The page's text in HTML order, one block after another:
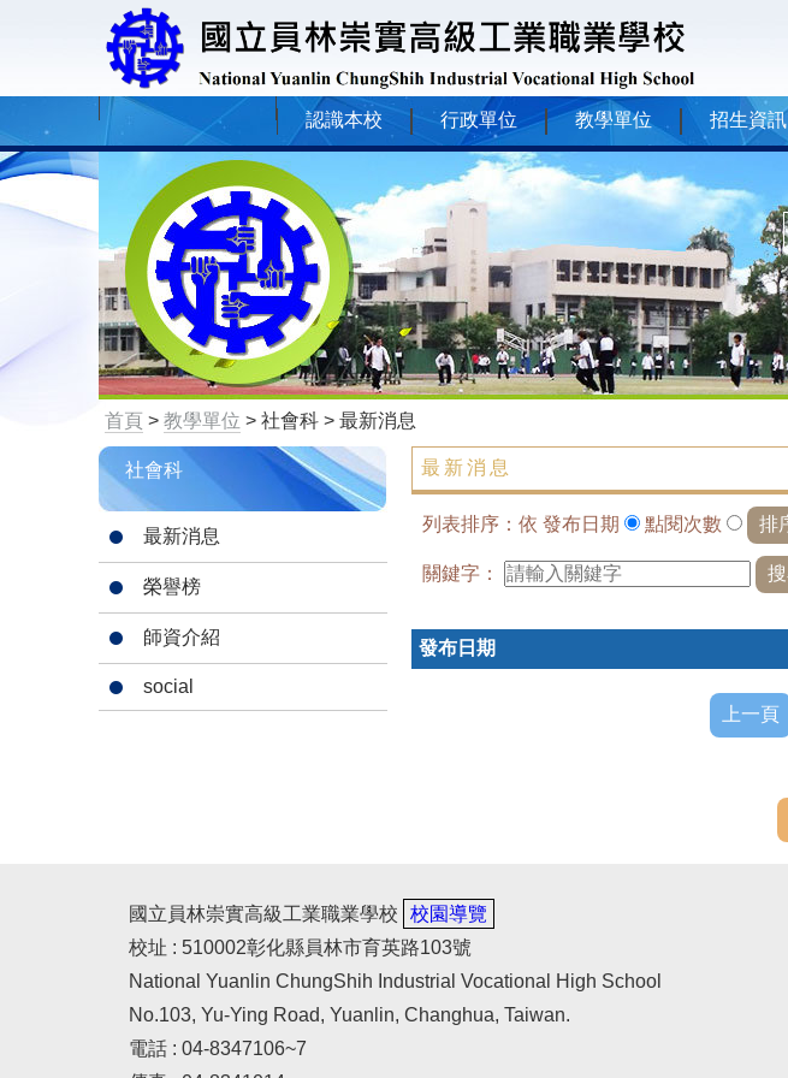
認識本校 行政單位 教學單位 招生資訊
首頁 > 教學單位 > 社會科 > 最新消息
社會科
最新消息
榮譽榜
師資介紹
social
最新消息
列表排序：依 發布日期 點閱次數
關鍵字：
發布日期
上一頁
國立員林崇實高級工業職業學校
校園導覽
校址 : 510002彰化縣員林市育英路103號
National Yuanlin ChungShih Industrial Vocational High School
No.103, Yu-Ying Road, Yuanlin, Changhua, Taiwan.
電話 : 04-8347106~7